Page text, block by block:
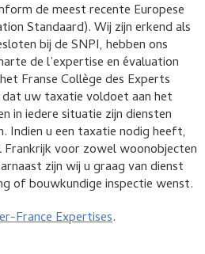
de meest recente Europese
Standaard). Wij zijn erkend als
bij de SNPI, hebben ons
de l’expertise en évaluation
Franse Collège des Experts
uw taxatie voldoet aan het
in iedere situatie zijn diensten
Indien u een taxatie nodig heeft,
Frankrijk voor zowel woonobjecten
zijn wij u graag van dienst
of bouwkundige inspectie wenst.
France Expertises.